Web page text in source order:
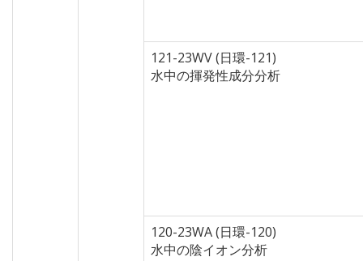
121-23WV (日環-121)
水中の揮発性成分分析
120-23WA (日環-120)
水中の陰イオン分析